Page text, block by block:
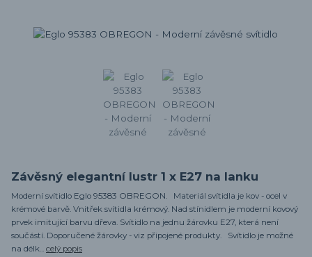
Závěsný elegantní lustr 1 x E27 na lanku
Moderní svítidlo Eglo 95383 OBREGON. Materiál svítidla je kov - ocel v
krémové barvě. Vnitřek svítidla krémový. Nad stínidlem je moderní kovový
prvek imitující barvu dřeva. Svítidlo na jednu žárovku E27, která není
součástí. Doporučené žárovky - viz připojené produkty. Svítidlo je možné
na délk... celý popis